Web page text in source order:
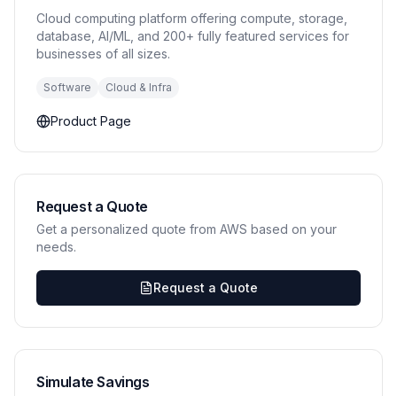
Cloud computing platform offering compute, storage,
database, AI/ML, and 200+ fully featured services for
businesses of all sizes.
Software Cloud & Infra
Product Page
Request a Quote
Get a personalized quote from AWS based on your
needs.
Request a Quote
Simulate Savings